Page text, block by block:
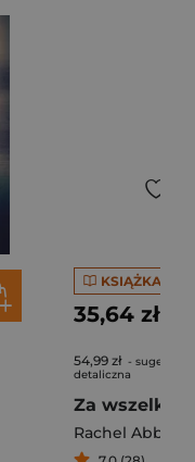
KSIĄŻKA
35,64 zł
54,99 zł -
detaliczna
Za wszelką
Rachel Abbott